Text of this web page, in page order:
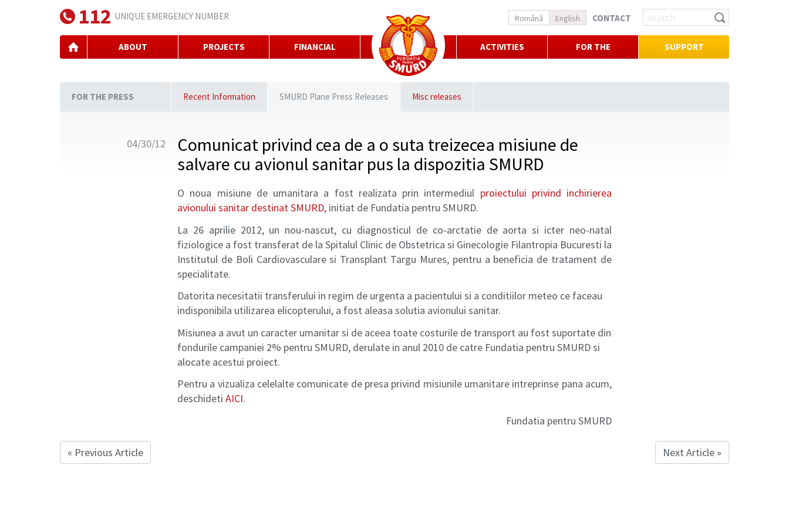
112 UNIQUE EMERGENCY NUMBER Română English CONTACT
ABOUT PROJECTS FINANCIAL ACTIVITIES FOR THE SUPPORT
FOR THE PRESS Recent Information SMURD Plane Press Releases Misc releases
04/30/12
Comunicat privind cea de a o suta treizecea misiune de
salvare cu avionul sanitar pus la dispozitia SMURD
O noua misiune de umanitara a fost realizata prin intermediul proiectului privind inchirierea
avionului sanitar destinat SMURD, initiat de Fundatia pentru SMURD.
La 26 aprilie 2012, un nou-nascut, cu diagnosticul de co-arctatie de aorta si icter neo-natal
fiziologice a fost transferat de la Spitalul Clinic de Obstetrica si Ginecologie Filantropia Bucuresti la
Institutul de Boli Cardiovasculare si Transplant Targu Mures, pentru a beneficia de tratament de
specialitate.
Datorita necesitatii transferului in regim de urgenta a pacientului si a conditiilor meteo ce faceau
indisponibila utilizarea elicopterului, a fost aleasa solutia avionului sanitar.
Misiunea a avut un caracter umanitar si de aceea toate costurile de transport au fost suportate din
fondurile campaniei 2% pentru SMURD, derulate in anul 2010 de catre Fundatia pentru SMURD si
alocate acestui proiect.
Pentru a vizualiza celelalte comunicate de presa privind misiunile umanitare intreprinse pana acum,
deschideti AICI.
Fundatia pentru SMURD
« Previous Article Next Article »